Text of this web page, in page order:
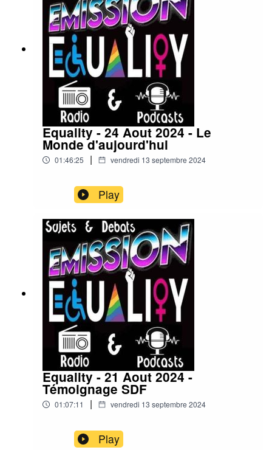
Equality - 24 Aout 2024 - Le
Monde d'aujourd'hui
01:46:25 | vendredi 13 septembre 2024
Play
Equality - 21 Aout 2024 -
Témoignage SDF
01:07:11 | vendredi 13 septembre 2024
Play